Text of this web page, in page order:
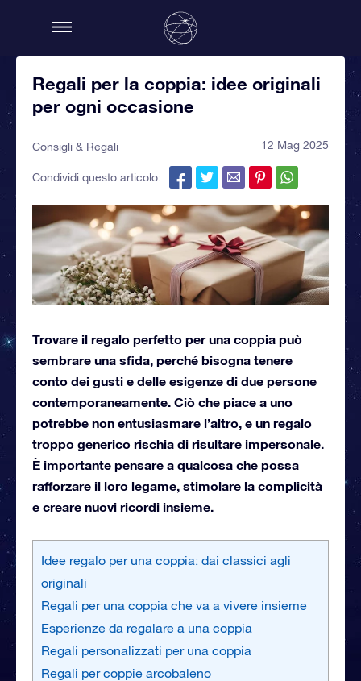
Regali per la coppia: idee originali
per ogni occasione
Consigli & Regali 12 Mag 2025
Condividi questo articolo:
Trovare il regalo perfetto per una coppia può
sembrare una sfida, perché bisogna tenere
conto dei gusti e delle esigenze di due persone
contemporaneamente. Ciò che piace a uno
potrebbe non entusiasmare l’altro, e un regalo
troppo generico rischia di risultare impersonale.
È importante pensare a qualcosa che possa
rafforzare il loro legame, stimolare la complicità
e creare nuovi ricordi insieme.
Idee regalo per una coppia: dai classici agli
originali
Regali per una coppia che va a vivere insieme
Esperienze da regalare a una coppia
Regali personalizzati per una coppia
Regali per coppie arcobaleno